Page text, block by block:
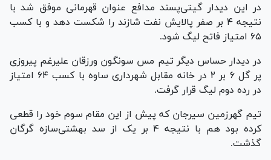
در این دیدار گیتی‌پسند مدافع عنوان قهرمانی موفق شد با
نتیجه ۴‌ بر صفر پالایش نفت شازند را شکست دهد و با کسب
۶۵ امتیاز فاتح لیگ شود.
در دیدار حساس دیگر تیم مس سونگون ورزقان علیرغم پیروزی
پر گل ۶ بر‌ ۲ در خانه مقابل شهرداری ساوه با کسب ۶۴ امتیاز
در رده دوم لیگ قرار گرفت.
تیم گهرزمین سیرجان که پیش از این مقام سوم خود را قطعی
کرده بود هم با نتیجه ۴ بر یک از سد بهشتی‌سازه گرگان
گذشت.